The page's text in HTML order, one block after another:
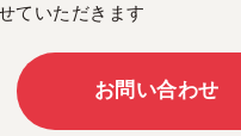
ていただきます
お問い合わせ